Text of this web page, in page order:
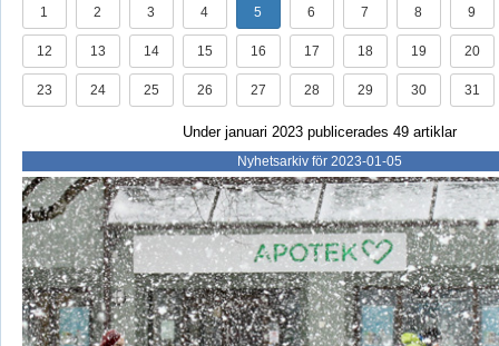
1 2 3 4 5 6 7 8 9
12 13 14 15 16 17 18 19 20
23 24 25 26 27 28 29 30 31
Under januari 2023 publicerades 49 artiklar
Nyhetsarkiv för 2023-01-05